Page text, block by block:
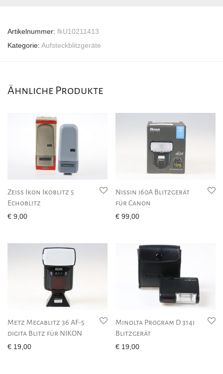
Artikelnummer: fkU10211413
Kategorie: Aufsteckblitzgeräte
Ähnliche Produkte
Zeiss Ikon Ikoblitz 5
Echoblitz
€ 9,00
Nissin i60A Blitzgerät
für Canon
€ 99,00
Metz Mecablitz 36 AF-5
digita Blitz für NIKON
€ 19,00
Minolta Program D 314i
Blitzgerät
€ 19,00